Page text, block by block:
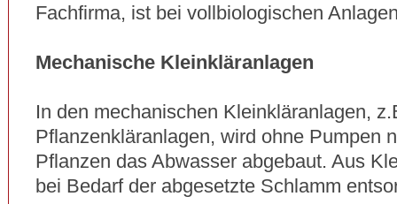
Fachfirma, ist bei vollbiologischen
Mechanische Kleinkläranlagen
In den mechanischen Kleinkläranlagen,
Pflanzenkläranlagen, wird ohne Pumpen
Pflanzen das Abwasser abgebaut. Aus
bei Bedarf der abgesetzte Schlamm